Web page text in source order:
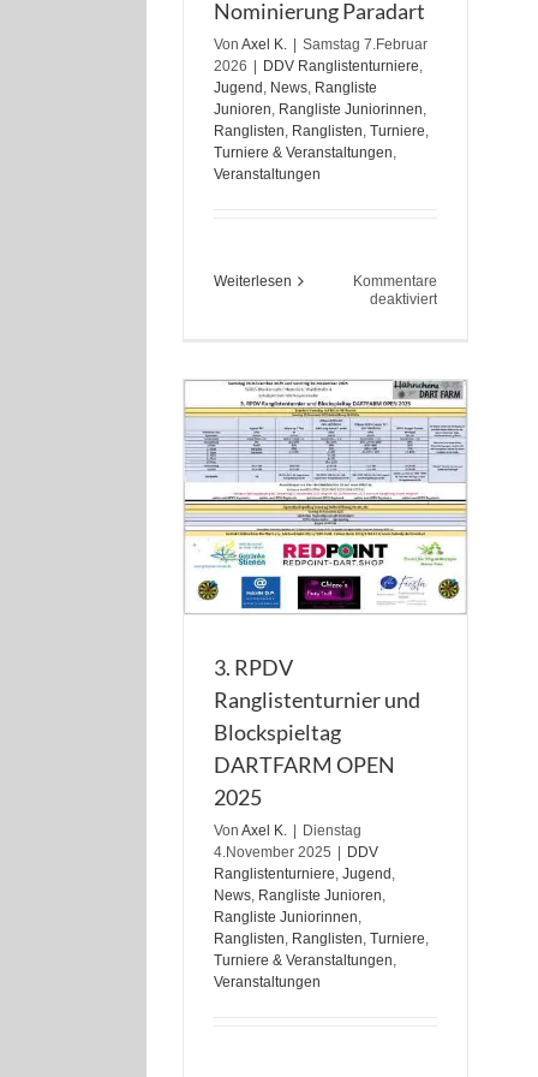
Nominierung Paradart
Von Axel K.
Samstag 7.Februar
2026
DDV Ranglistenturniere,
Jugend , News, Rangliste
Junioren, Rangliste Juniorinnen,
Ranglisten, Ranglisten, Turniere,
Turniere & Veranstaltungen,
Veranstaltungen
Weiterlesen
Kommentare
deaktiviertfür
3. RPDV
Ranglistenturnier und
Blockspieltag
DARTFARM OPEN
2025
Von Axel K.
Dienstag
4.November 2025
DDV
Ranglistenturniere, Jugend ,
News, Rangliste Junioren,
Rangliste Juniorinnen,
Ranglisten, Ranglisten, Turniere,
Turniere & Veranstaltungen,
Veranstaltungen